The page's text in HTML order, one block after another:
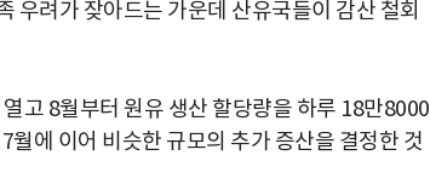
우려가 잦아드는 가운데 산유국들이 감산 철회
고 8월부터 원유 생산 할당량을 하루 18만8000
에 이어 비슷한 규모의 추가 증산을 결정한 것